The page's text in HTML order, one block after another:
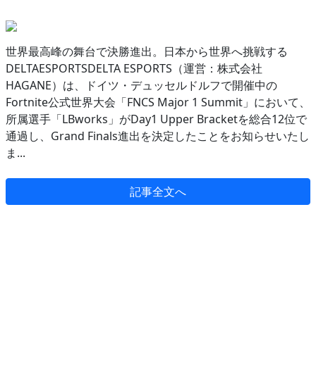
世界最高峰の舞台で決勝進出。日本から世界へ挑戦する
DELTAESPORTSDELTA ESPORTS（運営：株式会社
HAGANE）は、ドイツ・デュッセルドルフで開催中の
Fortnite公式世界大会「FNCS Major 1 Summit」において、
所属選手「LBworks」がDay1 Upper Bracketを総合12位で
通過し、Grand Finals進出を決定したことをお知らせいたし
ま...
記事全文へ